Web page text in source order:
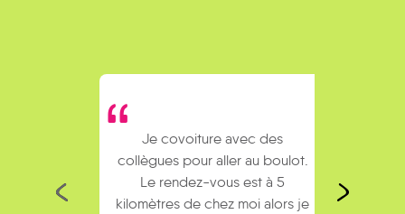
Je covoiture avec des
collègues pour aller au boulot.
Le rendez-vous est à 5
kilomètres de chez moi alors je